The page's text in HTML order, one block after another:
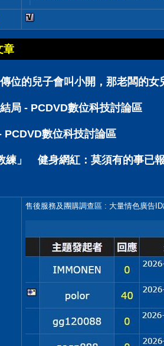
章
位的兒子會叫小開，那老闆的
局 - PCDVD數位科技討論區
PCDVD數位科技討論區
練」 健身網紅：莫須有的事已
售後服務及團購調查區 : 大量情色廣告